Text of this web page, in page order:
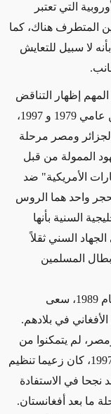
التي تعتبر
المتطرف هناك، كما
لا سبيل للتعايش
إظهار التناقض
بين المراحل الثلاث من الجهاد المعاصر. فبين عامي 1979 و 1997،
ومصر مرحلة
الممولة من قبل
الأمريكية" ضد
واحد هما الروس
السنية بأنها
السني ثقلاً
المسلمين
وبعد انسحاب القوات السوفيتية من كابول عام 1989، سعى
في بلادهم.
لم يتمكنوا من
استقطاب عدد كبير من الأتباع. وبحلول عام 1997، كان زعيما تنظيم
نجحا في الاستفادة
ما بعد أفغانستان.